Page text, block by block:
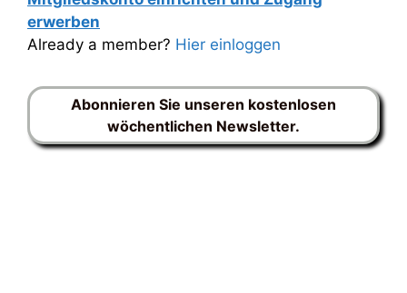
erwerben
Already a member? Hier einloggen
Abonnieren Sie unseren kostenlosen
wöchentlichen Newsletter.